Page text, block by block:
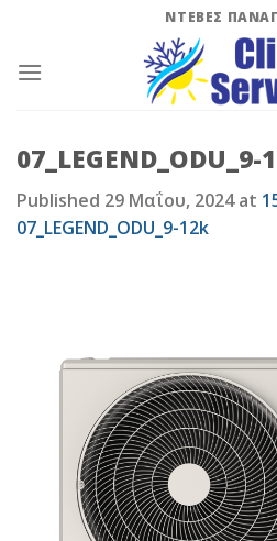
content
ΝΤΕΒΕΣ
07_LEGEND_ODU_9-
Published 29 Μαΐου, 2024at
07_LEGEND_ODU_9-12k